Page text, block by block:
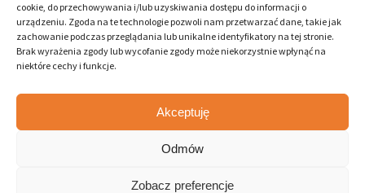
cookie, do przechowywania i/lub uzyskiwania dostępu do informacji o
urządzeniu. Zgoda na te technologie pozwoli nam przetwarzać dane, takie jak
zachowanie podczas przeglądania lub unikalne identyfikatory na tej stronie.
Brak wyrażenia zgody lub wycofanie zgody może niekorzystnie wpłynąć na
niektóre cechy i funkcje.
Akceptuję
Odmów
Zobacz preferencje